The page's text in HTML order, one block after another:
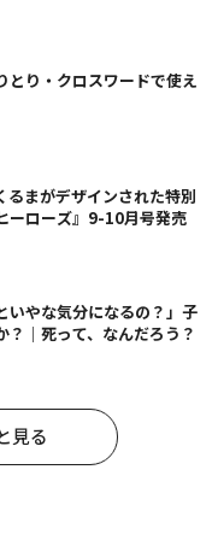
とり・クロスワードで使え
まがデザインされた特別
ーローズ』9-10月号発売
いやな気分になるの？」子
？｜死って、なんだろう？
見る